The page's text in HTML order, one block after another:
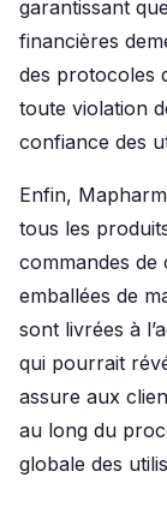
garantissant
financières
des protocoles
toute violation
confiance des
Enfin,
tous les
commandes de
emballées de
sont livrées à
qui pourrait
assure aux
au long du
globale des